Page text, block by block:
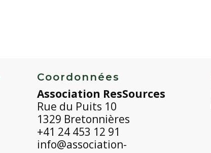
Coordonnées
Association ResSources
Rue du Puits 10
1329 Bretonnières
+41 24 453 12 91
info@association-